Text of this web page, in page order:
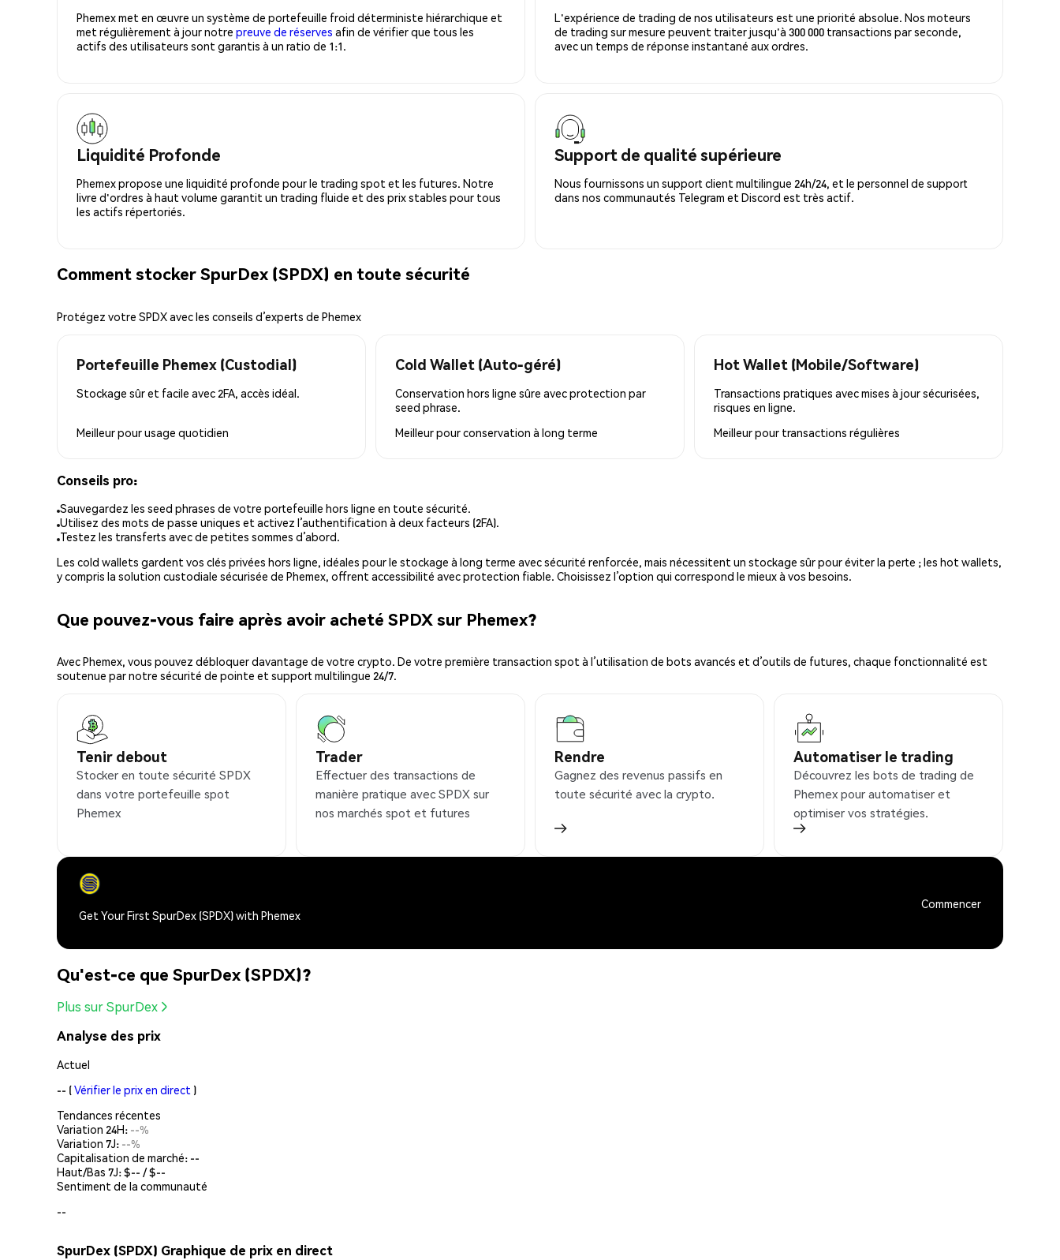
Phemex met en œuvre un système de portefeuille froid déterministe hiérarchique et
met régulièrement à jour notre preuve de réserves afin de vérifier que tous les
actifs des utilisateurs sont garantis à un ratio de 1:1.
L'expérience de trading de nos utilisateurs est une priorité absolue. Nos moteurs
de trading sur mesure peuvent traiter jusqu'à 300 000 transactions par seconde,
avec un temps de réponse instantané aux ordres.
Liquidité Profonde
Phemex propose une liquidité profonde pour le trading spot et les futures. Notre
livre d'ordres à haut volume garantit un trading fluide et des prix stables pour tous
les actifs répertoriés.
Support de qualité supérieure
Nous fournissons un support client multilingue 24h/24, et le personnel de support
dans nos communautés Telegram et Discord est très actif.
Comment stocker SpurDex (SPDX) en toute sécurité
Protégez votre SPDX avec les conseils d’experts de Phemex
Portefeuille Phemex (Custodial)
Stockage sûr et facile avec 2FA, accès idéal.
Meilleur pourusage quotidien
Cold Wallet (Auto-géré)
Conservation hors ligne sûre avec protection par
seed phrase.
Meilleur pourconservation à long terme
Hot Wallet (Mobile/Software)
Transactions pratiques avec mises à jour sécurisées,
risques en ligne.
Meilleur pour transactions régulières
Conseils pro:
Sauvegardez les seed phrases de votre portefeuille hors ligne en toute sécurité.
Utilisez des mots de passe uniques et activez l’authentification à deux facteurs (2FA).
Testez les transferts avec de petites sommes d’abord.
Les cold wallets gardent vos clés privées hors ligne, idéales pour le stockage à long terme avec sécurité renforcée, mais nécessitent un stockage sûr pour éviter la perte ; les hot wallets,
y compris la solution custodiale sécurisée de Phemex, offrent accessibilité avec protection fiable. Choisissez l’option qui correspond le mieux à vos besoins.
Que pouvez-vous faire après avoir acheté SPDX sur Phemex?
Avec Phemex, vous pouvez débloquer davantage de votre crypto. De votre première transaction spot à l’utilisation de bots avancés et d’outils de futures, chaque fonctionnalité est
soutenue par notre sécurité de pointe et support multilingue 24/7.
Tenir debout
Stocker en toute sécurité SPDX
dans votre portefeuille spot
Phemex
Trader
Effectuer des transactions de
manière pratique avec SPDX sur
nos marchés spot et futures
Rendre
Gagnez des revenus passifs en
toute sécurité avec la crypto.
Automatiser le trading
Découvrez les bots de trading de
Phemex pour automatiser et
optimiser vos stratégies.
Get Your First SpurDex (SPDX) with Phemex
Commencer
Qu'est-ce que SpurDex (SPDX)?
Plus sur SpurDex
Analyse des prix
Actuel
-- (Vérifier le prix en direct )
Tendances récentes
Variation 24H: --%
Variation 7J: --%
Capitalisation de marché: --
Haut/Bas 7J: $-- / $--
Sentiment de la communauté
--
SpurDex (SPDX) Graphique de prix en direct